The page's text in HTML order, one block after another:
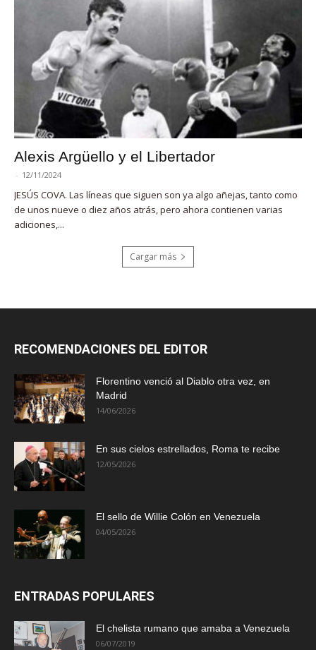
Alexis Argüello y el Libertador
- 12/11/2024
JESÚS COVA. Las líneas que siguen son ya algo añejas, tanto como
de unos nueve o diez años atrás, pero ahora contienen varias
adiciones,...
Cargar más
RECOMENDACIONES DEL EDITOR
Florentino venció al Diablo otra vez, en
Madrid
14/06/2026
En sus cielos estrellados, Roma te recibe
12/05/2026
El sello de Willie Colón en Venezuela
04/05/2026
ENTRADAS POPULARES
El chelista rumano que amaba a Venezuela
06/07/2019